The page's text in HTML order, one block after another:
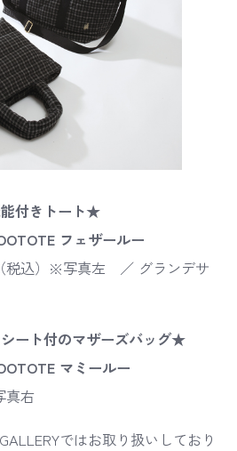
付きトート★
フェザールー
税込）※写真左 ／ グランデサ
ート付のマザーズバッグ★
マミールー
右
ではお取り扱いしており